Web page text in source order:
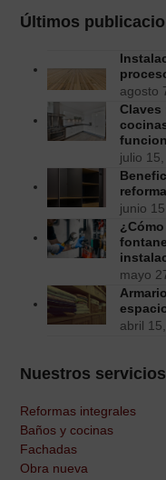
Últimos
agosto
Claves
julio
junio
mayo
abril
Nuestros servicios
Reformas integrales
Baños y cocinas
Fachadas
Obra nueva